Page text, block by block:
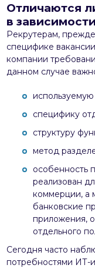
Отличаются
в
Рекрутерам,
специфике
компании
данном случае
специфику
структуру
метод
особенность
реализован
коммерции, а
банковские
приложения,
отдельного
Сегодня часто
потребностями ИТ-